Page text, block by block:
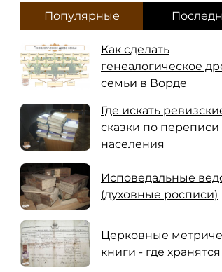
Популярные
Как сделать
генеалогическое
семьи в Ворде
Где искать
сказки по переписи
населения
Исповедальные
(духовные росписи)
Церковные
книги - где хранятся